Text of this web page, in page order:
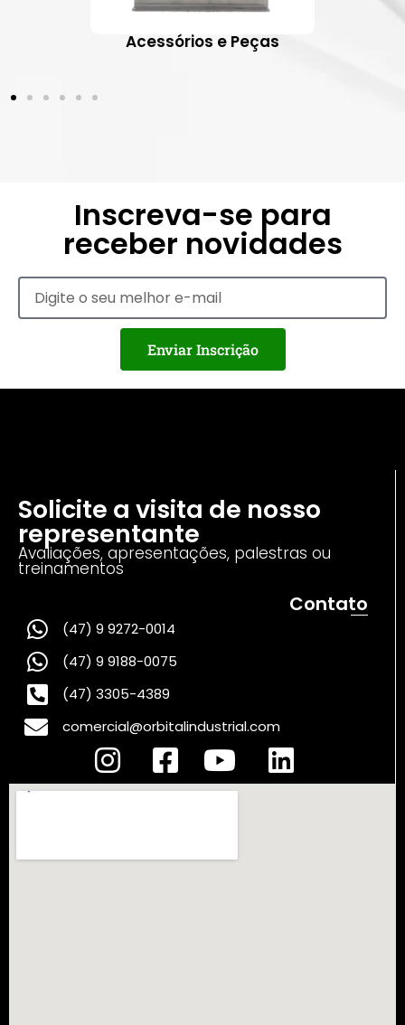
Acessórios e Peças
Inscreva-se para
receber novidades
Enviar Inscrição
Solicite a visita de nosso
representante
Avaliações, apresentações, palestras ou
treinamentos
Contato
(47) 9 9272-0014
(47) 9 9188-0075
(47) 3305-4389
comercial@orbitalindustrial.com